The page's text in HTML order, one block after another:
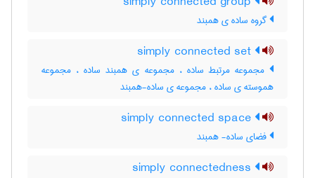
گروه ساده ی همبند
مجموعه مرتبط ساده ، مجموعه ی همبند ساده ، مجموعه
هموسته ی ساده ، مجموعه ی ساده-همبند
فضای ساده- همبند